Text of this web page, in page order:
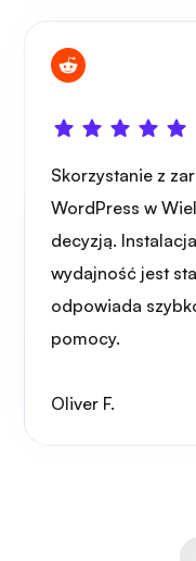
Skorzystanie z
WordPress w
decyzją.
wydajność jest
odpowiada
pomocy.
Oliver F.